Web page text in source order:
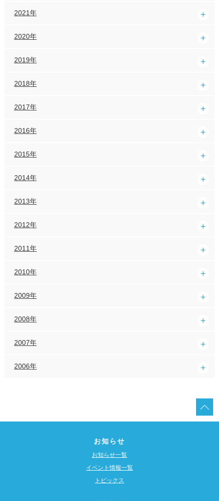
2021年
2020年
2019年
2018年
2017年
2016年
2015年
2014年
2013年
2012年
2011年
2010年
2009年
2008年
2007年
2006年
お知らせ
お知らせ一覧
イベント情報一覧
トピックス